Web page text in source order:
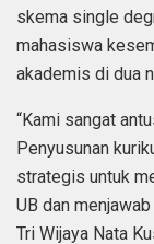
skema single
mahasiswa
akademis di dua
“Kami sangat
Penyusunan
strategis untuk
UB dan
Tri Wijaya Nata